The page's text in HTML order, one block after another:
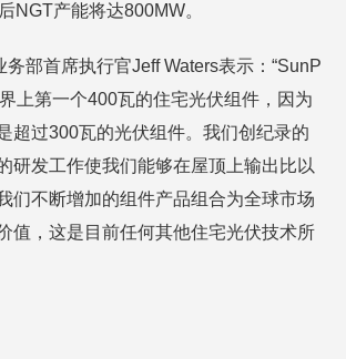
NGT产能将达800MW。
部首席执行官Jeff Waters表示：“SunP
上第一个400瓦的住宅光伏组件，因为
超过300瓦的光伏组件。我们创纪录的
研发工作使我们能够在屋顶上输出比以
们不断增加的组件产品组合为全球市场
值，这是目前任何其他住宅光伏技术所